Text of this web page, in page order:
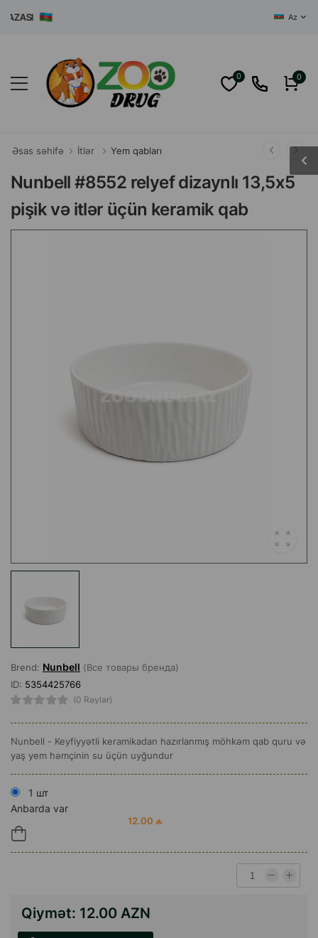
Az
0 0
Əsas səhifə İtlər Yem qabları
Nunbell #8552 relyef dizaynlı 13,5x5
pişik və itlər üçün keramik qab
Brend: Nunbell (Все товары бренда)
ID: 5354425766
(0 Rəylər)
Nunbell - Keyfiyyətli keramikadan hazırlanmış möhkəm qab quru və
yaş yem həmçinin su üçün uyğundur
1 шт
Anbarda var
12.00 ₼
Qiymət: 12.00 AZN